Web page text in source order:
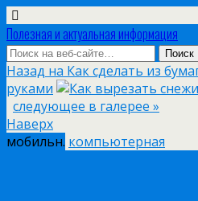
Полезная и актуальная информация
Назад на Как сделать из
руками
следующее в галерее »
Наверх
мобильн. компьютерная